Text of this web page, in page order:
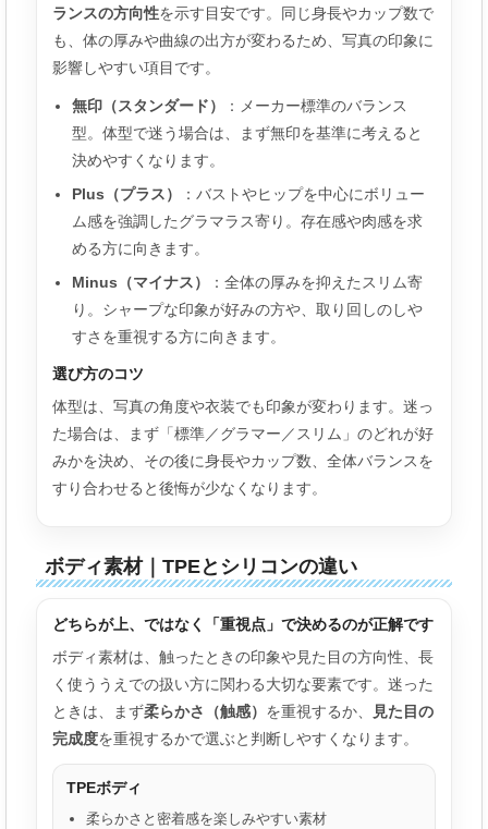
ランスの方向性を示す目安です。同じ身長やカップ数で
も、体の厚みや曲線の出方が変わるため、写真の印象に
影響しやすい項目です。
無印（スタンダード）
：メーカー標準のバランス
型。体型で迷う場合は、まず無印を基準に考えると
決めやすくなります。
Plus（プラス）
：バストやヒップを中心にボリュー
ム感を強調したグラマラス寄り。存在感や肉感を求
める方に向きます。
Minus（マイナス）
：全体の厚みを抑えたスリム寄
り。シャープな印象が好みの方や、取り回しのしや
すさを重視する方に向きます。
選び方のコツ
体型は、写真の角度や衣装でも印象が変わります。迷っ
た場合は、まず「標準／グラマー／スリム」のどれが好
みかを決め、その後に身長やカップ数、全体バランスを
すり合わせると後悔が少なくなります。
ボディ素材｜TPEとシリコンの違い
どちらが上、ではなく「重視点」で決めるのが正解です
ボディ素材は、触ったときの印象や見た目の方向性、長
く使ううえでの扱い方に関わる大切な要素です。迷った
ときは、まず柔らかさ（触感） を重視するか、
見た目の
完成度を重視するかで選ぶと判断しやすくなります。
TPEボディ
柔らかさと密着感を楽しみやすい素材